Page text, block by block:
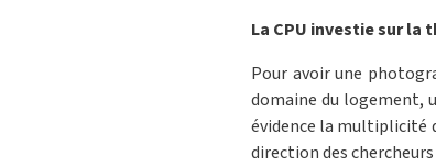
La CPU investie sur la
Pour avoir une
domaine du logement,
évidence la multiplicité
direction des